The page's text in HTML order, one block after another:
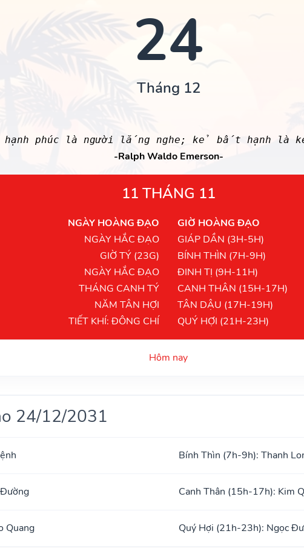
24
Tháng 12
hạnh phúc là người lắng nghe; kẻ bất hạnh
-Ralph Waldo Emerson-
11 THÁNG 11
NGÀY HOÀNG ĐẠO
NGÀY HẮC ĐẠO
GIỜ TÝ (23G)
NGÀY HẮC ĐẠO
THÁNG CANH TÝ
NĂM TÂN HỢI
TIẾT KHÍ: ĐÔNG CHÍ
GIỜ HOÀNG ĐẠO
GIÁP DẦN (3H-5H)
BÍNH THÌN (7H-9H)
ĐINH TỊ (9H-11H)
CANH THÂN (15H-17H)
TÂN DẬU (17H-19H)
QUÝ HỢI (21H-23H)
Hôm nay
24/12/2031
Bính Thìn (7h-9h): Thanh
Canh Thân (15h-17h): Kim
Quang Quý Hợi (21h-23h): Ngọc